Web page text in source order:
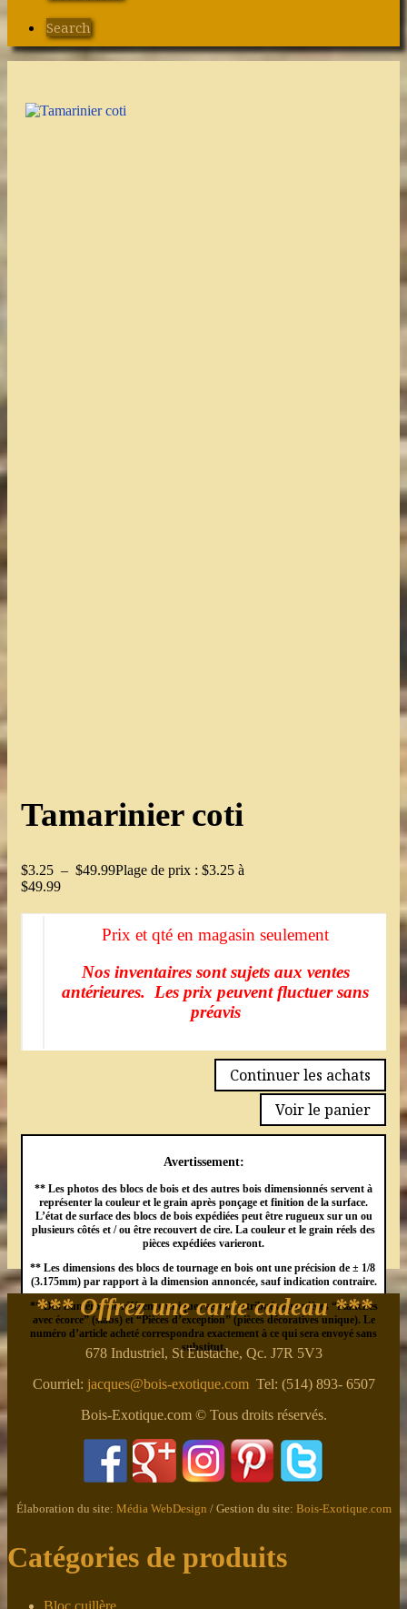
Search
Tamarinier coti
$3.25 – $49.99Plage de prix : $3.25 à
$49.99
Prix et qté en magasin seulement
Nos inventaires sont sujets aux ventes
antérieures. Les prix peuvent fluctuer sans
préavis
Continuer les achats
Voir le panier
Avertissement:
** Les photos des blocs de bois et des autres bois dimensionnés servent à
représenter la couleur et le grain après ponçage et finition de la surface.
L’état de surface des blocs de bois expédiées peut être rugueux sur un ou
plusieurs côtés et / ou être recouvert de cire. La couleur et le grain réels des
pièces expédiées varieront.
** Les dimensions des blocs de tournage en bois ont une précision de ± 1/8
(3.175mm) par rapport à la dimension annoncée, sauf indication contraire.
** Des numéros de référence uniques seront attribués aux pièces “Planches
avec écorce” (slabs) et “Pièces d’exception” (pièces décoratives unique). Le
numéro d’article acheté correspondra exactement à ce qui sera envoyé sans
substitut.
*** Offrez une carte cadeau ***
678 Industriel, St Eustache, Qc. J7R 5V3
Courriel: jacques@bois-exotique.comTel: (514) 893- 6507
Bois-Exotique.com © Tous droits réservés.
Élaboration du site: Média WebDesign / Gestion du site: Bois-Exotique.com
Catégories de produits